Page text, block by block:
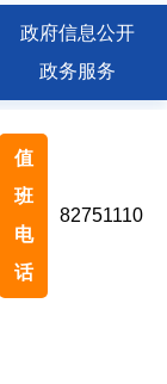
政府信息公开
政务服务
值
班
电
话
82751110